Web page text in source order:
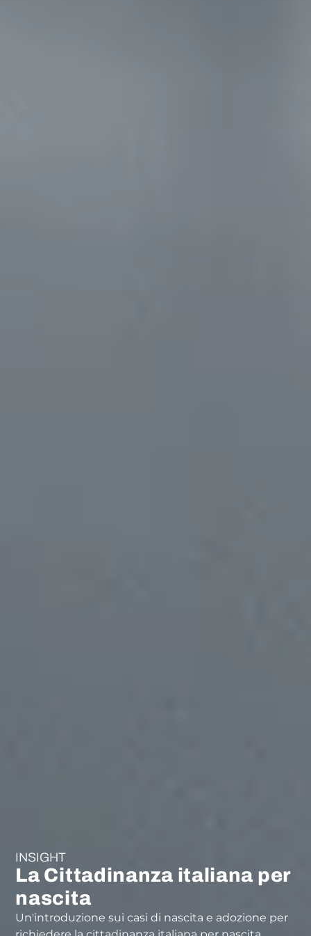
INSIGHT
La Cittadinanza italiana per
nascita
Un'introduzione sui casi di nascita e adozione per